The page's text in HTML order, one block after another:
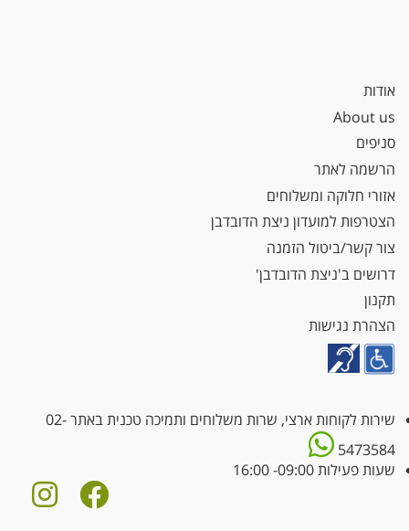
אודות
About us
סניפים
הרשמה לאתר
אזורי חלוקה ומשלוחים
הצטרפות למועדון ניצת הדובדבן
צור קשר/ביטול הזמנה
דרושים ב'ניצת הדובדבן'
תקנון
הצהרת נגישות
שירות לקוחות ארצי, שרות משלוחים ותמיכה טכנית באתר02-
5473584
שעות פעילות 09:00- 16:00